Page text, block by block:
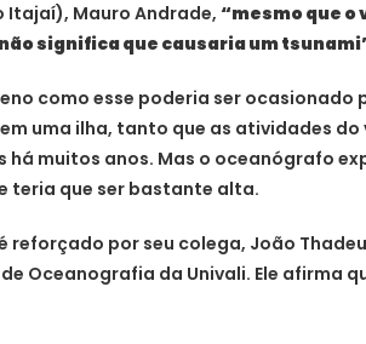
Itajaí), Mauro Andrade, “mesmo que o
significa que causaria um
como esse poderia ser ocasionado
uma ilha, tanto que as atividades do
há muitos anos. Mas o oceanógrafo
teria que ser bastante alta.
reforçado por seu colega, João
Oceanografia da Univali. Ele afirma